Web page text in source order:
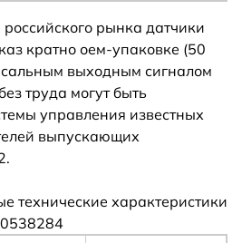
рынка датчики
кратно оем-упаковке (50
выходным сигналом
труда могут быть
управления известных
выпускающих
технические характеристики